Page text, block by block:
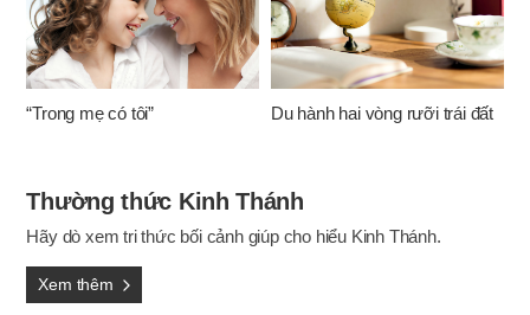
“Trong mẹ có tôi” Du hành hai vòng rưỡi trái đất
Thường thức Kinh Thánh
Hãy dò xem tri thức bối cảnh giúp cho hiểu Kinh Thánh.
Xem thêm